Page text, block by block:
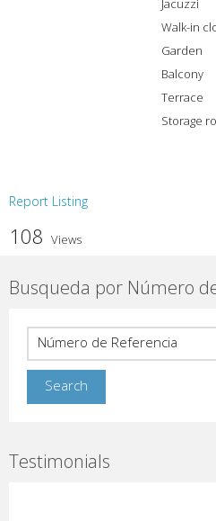
Jacuzzi
Walk-in
Garden
Balcony
Terrace
Storage
Report Listing
108 Views
Busqueda por Número
Testimonials